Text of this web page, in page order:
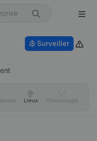
Surveiller
Lieux Chronologie